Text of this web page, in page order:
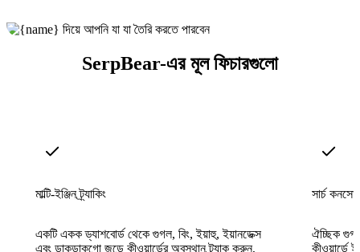
SerpBear-এর মূল ফিচারগুলো
মাল্টি-ইঞ্জিন ট্র্যাকিং
একটি একক ড্যাশবোর্ড থেকে গুগল, বিং, ইয়াহু, ইয়ানডেক্স
এবং ডাকডাকগো জুড়ে কীওয়ার্ডের অবস্থান ট্র্যাক করুন,
সার্চ
ঐচ্ছিক গুগল
কীওয়ার্ডে